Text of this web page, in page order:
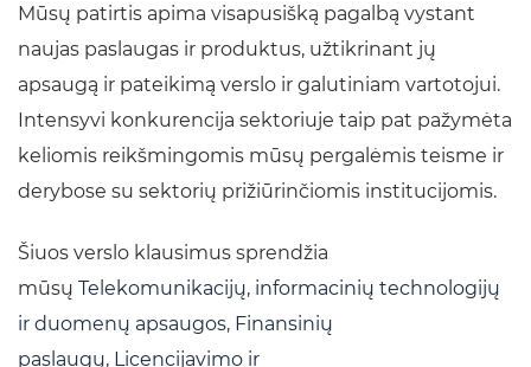
Mūsų patirtis apima visapusišką pagalbą vystant
naujas paslaugas ir produktus, užtikrinant jų
apsaugą ir pateikimą verslo ir galutiniam vartotojui.
Intensyvi konkurencija sektoriuje taip pat pažymėta
keliomis reikšmingomis mūsų pergalėmis teisme ir
derybose su sektorių prižiūrinčiomis institucijomis.
Šiuos verslo klausimus sprendžia
mūsų Telekomunikacijų, informacinių technologijų
ir duomenų apsaugos, Finansinių
paslaugų, Licencijavimo ir